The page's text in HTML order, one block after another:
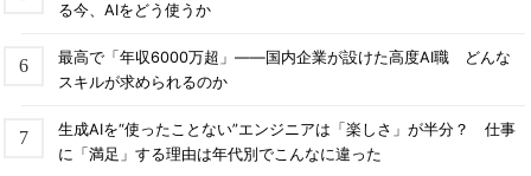
る今、AIをどう使うか
最高で「年収6000万超」――国内企業が設けた高度AI職 どんな
スキルが求められるのか
生成AIを“使ったことない”エンジニアは「楽しさ」が半分？ 仕事
に「満足」する理由は年代別でこんなに違った